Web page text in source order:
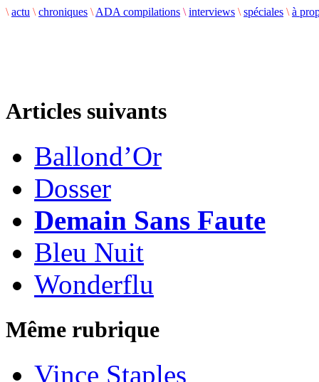
\ actu \ chroniques \ ADA compilations \ interviews \ spéciales \ à
Articles suivants
Ballond’Or
Dosser
Demain Sans Faute
Bleu Nuit
Wonderflu
Même rubrique
Vince Staples